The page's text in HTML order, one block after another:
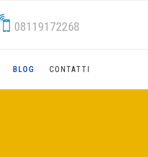
08119172268
BLOG CONTATTI